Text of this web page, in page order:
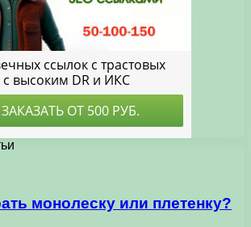
монолеску или плетенку?